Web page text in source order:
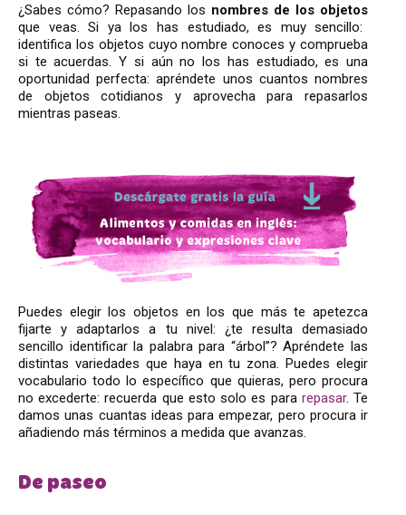
¿Sabes cómo? Repasando los nombres de los objetos
que veas. Si ya los has estudiado, es muy sencillo:
identifica los objetos cuyo nombre conoces y comprueba
si te acuerdas. Y si aún no los has estudiado, es una
oportunidad perfecta: apréndete unos cuantos nombres
de objetos cotidianos y aprovecha para repasarlos
mientras paseas.
Puedes elegir los objetos en los que más te apetezca
fijarte y adaptarlos a tu nivel: ¿te resulta demasiado
sencillo identificar la palabra para “árbol”? Apréndete las
distintas variedades que haya en tu zona. Puedes elegir
vocabulario todo lo específico que quieras, pero procura
no excederte: recuerda que esto solo es para repasar. Te
damos unas cuantas ideas para empezar, pero procura ir
añadiendo más términos a medida que avanzas.
De paseo